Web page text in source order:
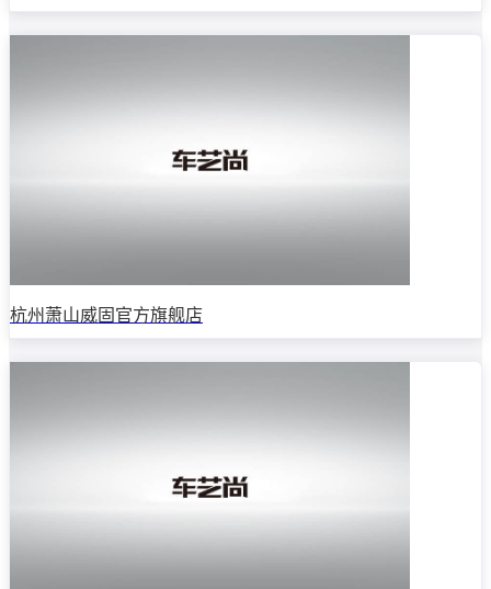
杭州萧山威固官方旗舰店